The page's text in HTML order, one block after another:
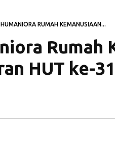
HUMANIORA RUMAH KEMANUSIAAN...
Rumah
HUT ke-